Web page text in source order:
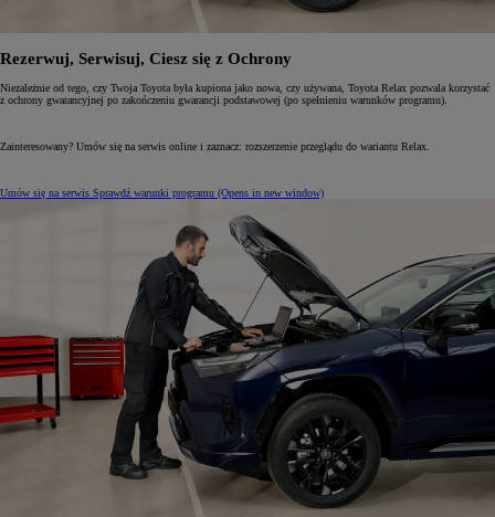
Rezerwuj, Serwisuj, Ciesz się z Ochrony
Niezależnie od tego, czy Twoja Toyota była kupiona jako nowa, czy używana, Toyota Relax pozwala korzystać
z ochrony gwarancyjnej po zakończeniu gwarancji podstawowej (po spełnieniu warunków programu).
Zainteresowany? Umów się na serwis online i zaznacz: rozszerzenie przeglądu do wariantu Relax.
Umów się na serwis Sprawdź warunki programu (Opens in new window)